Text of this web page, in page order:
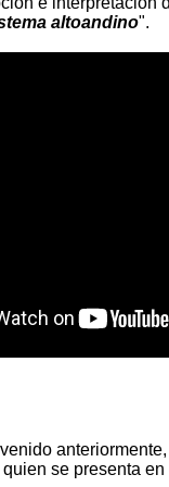
altoandino".
se presenta en